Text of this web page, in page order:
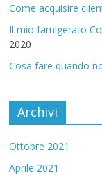
Come acquisire
Il mio famigerato
2020
Cosa fare quando
Archivi
Ottobre 2021
Aprile 2021